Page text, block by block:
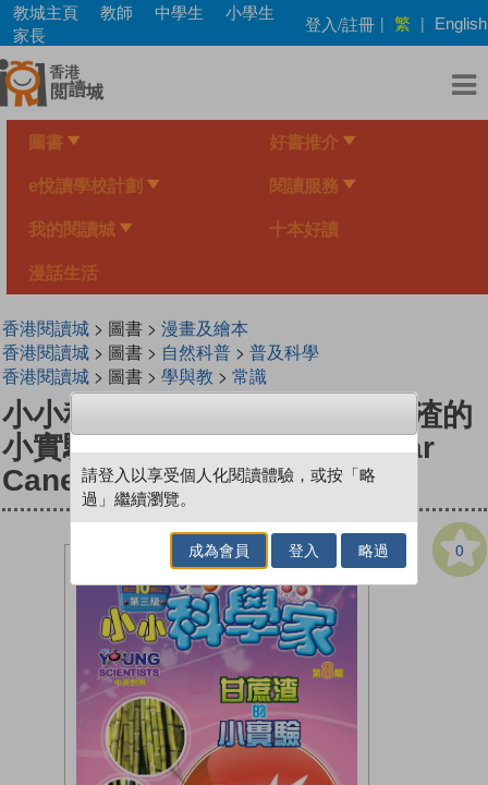
Skip
main
content
教城主頁 教師 中學生
小學生
家長
登入/註冊 | 繁 | English
圖書 好書推介
e悅讀學校計劃 閱讀服務
我的閱讀城 十本好讀
漫話生活
香港閱讀城> 圖書 > 漫畫及繪本
香港閱讀城> 圖書 > 自然科普> 普及科學
香港閱讀城> 圖書 > 學與教 > 常識
小小科學家（第三级）#8 甘蔗渣的
小實驗 Experiments On Sugar
Cane Bagasse
0
請登入以享受個人化閱讀體驗，或按「略
過」繼續瀏覽。
成為會員 登入 略過